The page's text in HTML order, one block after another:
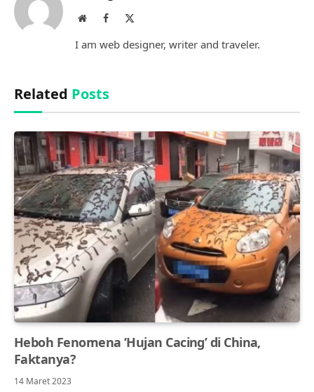
WebsiteFacebook
I am web designer, writer and traveler.
Related Posts
Heboh Fenomena ‘Hujan Cacing’ di China,
Faktanya?
14 Maret 2023